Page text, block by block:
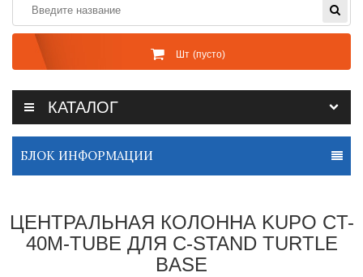
Шт (пусто)
КАТАЛОГ
БЛОК ИНФОРМАЦИИ
ЦЕНТРАЛЬНАЯ КОЛОННА KUPO CT-
40M-TUBE ДЛЯ C-STAND TURTLE
BASE